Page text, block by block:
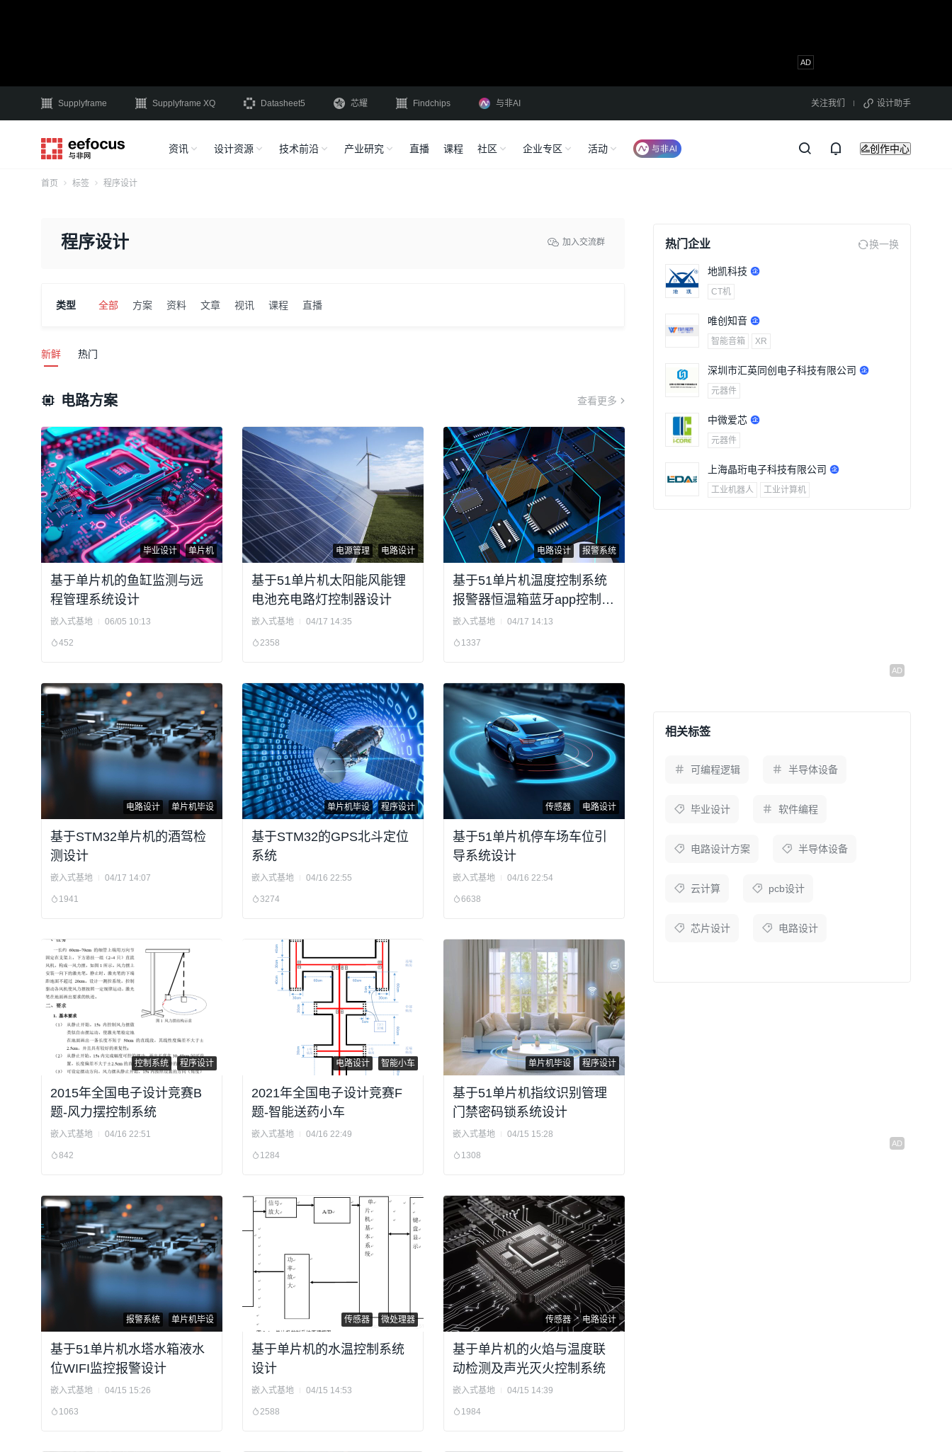
Supplyframe Supplyframe XQ Datasheet5 芯耀 Findchips 与非AI 关注我们 设计助手
资讯 设计资源 技术前沿 产业研究 直播 课程 社区 企业专区 活动 创作中心
首页 标签 程序设计
程序设计 加入交流群
类型 全部 方案 资料 文章 视讯 课程 直播
新鲜 热门
电路方案 查看更多
毕业设计 单片机
基于单片机的鱼缸监测与远
程管理系统设计
嵌入式基地 06/05 10:13
452
电源管理 电路设计
基于51单片机太阳能风能锂
电池充电路灯控制器设计
嵌入式基地 04/17 14:35
2358
电路设计 报警系统
基于51单片机温度控制系统
报警器恒温箱蓝牙app控制设
计
嵌入式基地 04/17 14:13
1337
电路设计 单片机毕设
基于STM32单片机的酒驾检
测设计
嵌入式基地 04/17 14:07
1941
单片机毕设 程序设计
基于STM32的GPS北斗定位
系统
嵌入式基地 04/16 22:55
3274
传感器 电路设计
基于51单片机停车场车位引
导系统设计
嵌入式基地 04/16 22:54
6638
控制系统 程序设计
2015年全国电子设计竞赛B
题-风力摆控制系统
嵌入式基地 04/16 22:51
842
电路设计 智能小车
2021年全国电子设计竞赛F
题-智能送药小车
嵌入式基地 04/16 22:49
1284
单片机毕设 程序设计
基于51单片机指纹识别管理
门禁密码锁系统设计
嵌入式基地 04/15 15:28
1308
报警系统 单片机毕设
基于51单片机水塔水箱液水
位WIFI监控报警设计
嵌入式基地 04/15 15:26
1063
传感器 微处理器
基于单片机的水温控制系统
设计
嵌入式基地 04/15 14:53
2588
传感器 电路设计
基于单片机的火焰与温度联
动检测及声光灭火控制系统
嵌入式基地 04/15 14:39
1984
热门企业 换一换
地凯科技
CT机
唯创知音
智能音箱 XR
深圳市汇英同创电子科技有限公司
元器件
中微爱芯
元器件
上海晶珩电子科技有限公司
工业机器人 工业计算机
相关标签
可编程逻辑 半导体设备
毕业设计 软件编程
电路设计方案 半导体设备
云计算 pcb设计
芯片设计 电路设计